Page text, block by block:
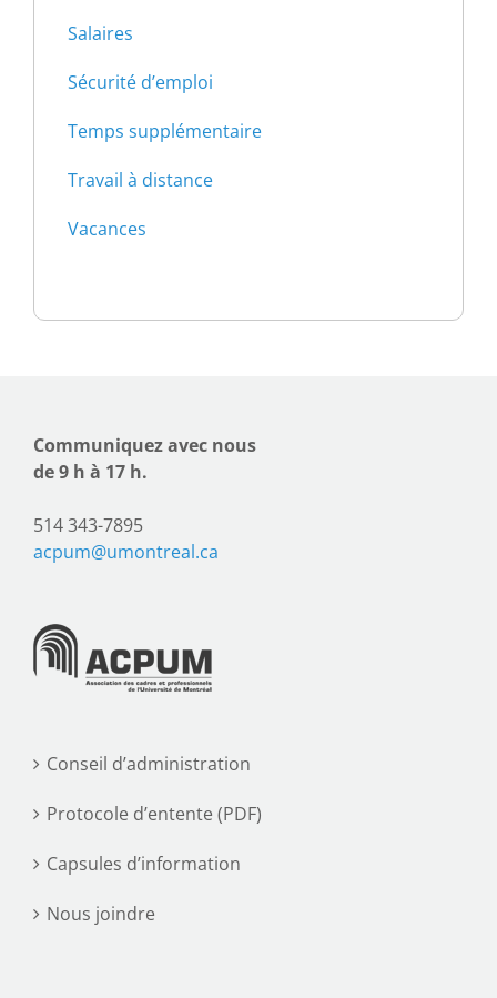
Salaires
Sécurité d’emploi
Temps supplémentaire
Travail à distance
Vacances
Communiquez avec nous
de 9 h à 17 h.
514 343-7895
acpum@umontreal.ca
Conseil d’administration
Protocole d’entente (PDF)
Capsules d’information
Nous joindre